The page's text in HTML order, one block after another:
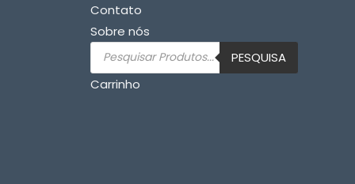
Contato
Sobre nós
Pesquisar
produtos
PESQUISA
Carrinho